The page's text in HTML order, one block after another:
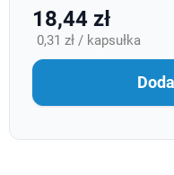
18,44 zł
0,31 zł / kapsułka